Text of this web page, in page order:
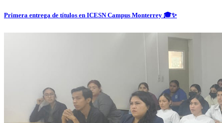
Primera entrega de títulos en ICESN Campus Monterrey 🎓✨